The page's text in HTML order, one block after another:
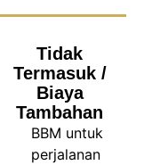
Tidak
Termasuk /
Biaya
Tambahan
BBM untuk
perjalanan